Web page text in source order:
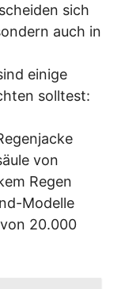
sich
auch in
einige
solltest:
von
Regen
Modelle
20.000